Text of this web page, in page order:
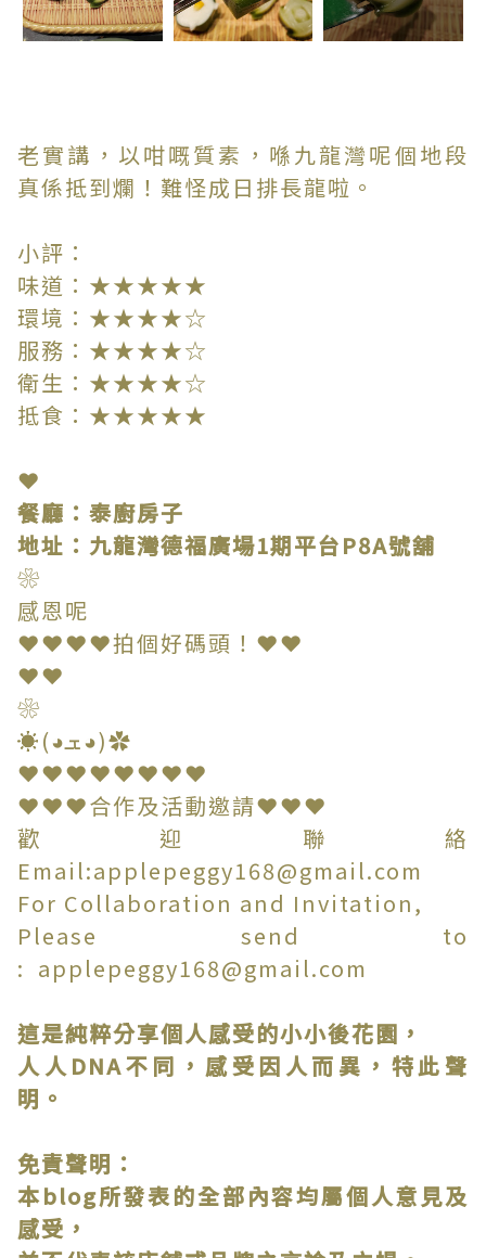
老實講，以咁嘅質素，喺九龍灣呢個地段
真係抵到爛！難怪成日排長龍啦。
小評：
味道：★★★★★
環境：★★★★☆
服務：★★★★☆
衛生：★★★★☆
抵食：★★★★★
❤
餐廳：泰廚房子
地址：九龍灣德福廣場1期平台P8A號舖
❀
感恩呢
❤❤❤❤拍個好碼頭！❤❤
❤❤
❀
☀(◕ܫ◕)✿
❤❤❤❤❤❤❤❤
❤❤❤合作及活動邀請❤❤❤
歡迎聯絡
Email:applepeggy168@gmail.com
For Collaboration and Invitation,
Please send to
: applepeggy168@gmail.com
這是純粹分享個人感受的小小後花園，
人人DNA不同，感受因人而異，特此聲
明。
免責聲明：
本blog所發表的全部內容均屬個人意見及
感受，